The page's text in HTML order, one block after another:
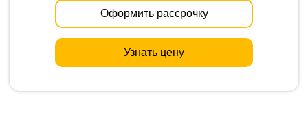
Оформить рассрочку
Узнать цену